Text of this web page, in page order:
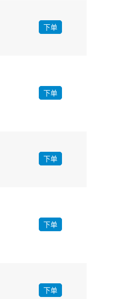
下单
下单
下单
下单
下单